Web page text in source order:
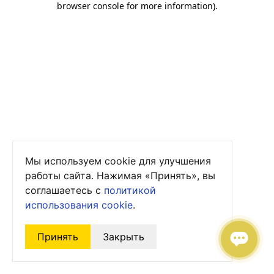
browser console for more information).
Мы используем cookie для улучшения
работы сайта. Нажимая «Принять», вы
соглашаетесь с политикой
использования cookie.
Принять Закрыть